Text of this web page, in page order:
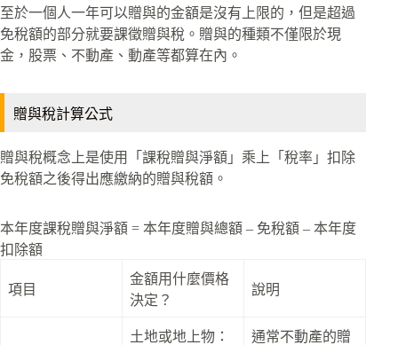
至於一個人一年可以贈與的金額是沒有上限的，但是超過
免稅額的部分就要課徵贈與稅。贈與的種類不僅限於現
金，股票、不動產、動產等都算在內。
贈與稅計算公式
贈與稅概念上是使用「課稅贈與淨額」乘上「稅率」扣除
免稅額之後得出應繳納的贈與稅額。
本年度課稅贈與淨額 = 本年度贈與總額 – 免稅額 – 本年度
扣除額
項目
金額用什麼價格
決定？
說明
土地或地上物：
通常不動產的贈